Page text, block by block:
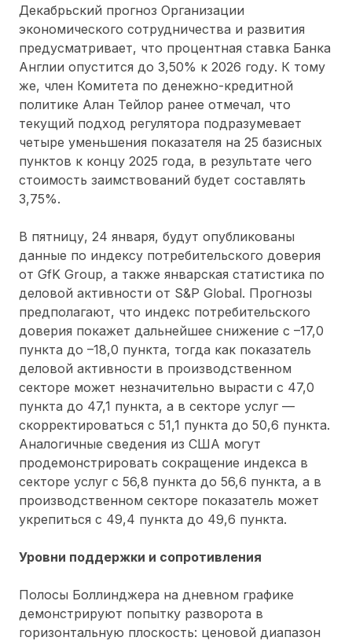
Декабрьский прогноз Организации
экономического сотрудничества и развития
предусматривает, что процентная ставка Банка
Англии опустится до 3,50% к 2026 году. К тому
же, член Комитета по денежно-кредитной
политике Алан Тейлор ранее отмечал, что
текущий подход регулятора подразумевает
четыре уменьшения показателя на 25 базисных
пунктов к концу 2025 года, в результате чего
стоимость заимствований будет составлять
3,75%.
В пятницу, 24 января, будут опубликованы
данные по индексу потребительского доверия
от GfK Group, а также январская статистика по
деловой активности от S&P Global. Прогнозы
предполагают, что индекс потребительского
доверия покажет дальнейшее снижение с –17,0
пункта до –18,0 пункта, тогда как показатель
деловой активности в производственном
секторе может незначительно вырасти с 47,0
пункта до 47,1 пункта, а в секторе услуг —
скорректироваться с 51,1 пункта до 50,6 пункта.
Аналогичные сведения из США могут
продемонстрировать сокращение индекса в
секторе услуг с 56,8 пункта до 56,6 пункта, а в
производственном секторе показатель может
укрепиться с 49,4 пункта до 49,6 пункта.
Уровни поддержки и сопротивления
Полосы Боллинджера на дневном графике
демонстрируют попытку разворота в
горизонтальную плоскость: ценовой диапазон